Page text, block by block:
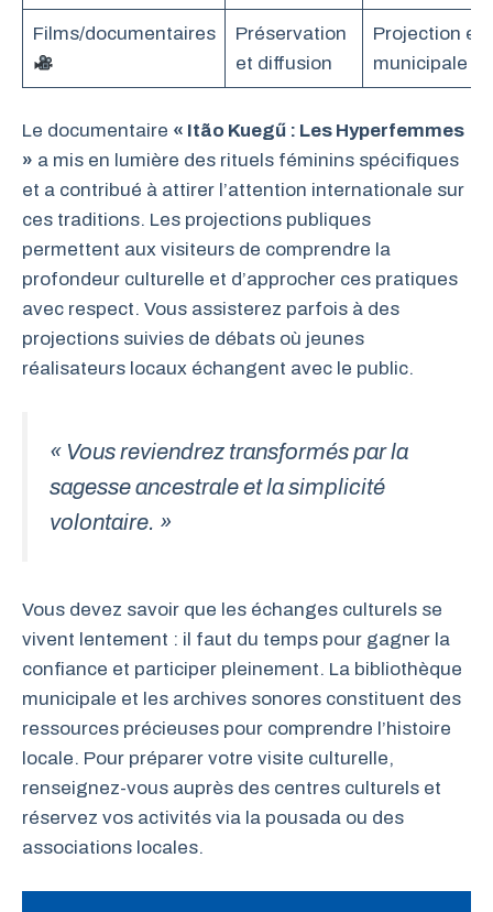
Films/documentaires
Préservation
et diffusion
Projection en
municipale
Le documentaire « Itão Kuegű : Les Hyperfemmes
» a mis en lumière des rituels féminins spécifiques
et a contribué à attirer l’attention internationale sur
ces traditions. Les projections publiques
permettent aux visiteurs de comprendre la
profondeur culturelle et d’approcher ces pratiques
avec respect. Vous assisterez parfois à des
projections suivies de débats où jeunes
réalisateurs locaux échangent avec le public.
« Vous reviendrez transformés par la
sagesse ancestrale et la simplicité
volontaire. »
Vous devez savoir que les échanges culturels se
vivent lentement : il faut du temps pour gagner la
confiance et participer pleinement. La bibliothèque
municipale et les archives sonores constituent des
ressources précieuses pour comprendre l’histoire
locale. Pour préparer votre visite culturelle,
renseignez-vous auprès des centres culturels et
réservez vos activités via la pousada ou des
associations locales.